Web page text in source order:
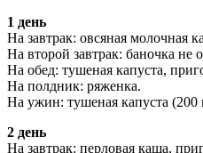
1 день
На завтрак: овсяная молочная
На второй завтрак: баночка не
На обед: тушеная капуста,
На полдник: ряженка.
На ужин: тушеная капуста (200
2 день
На завтрак: перловая каша,